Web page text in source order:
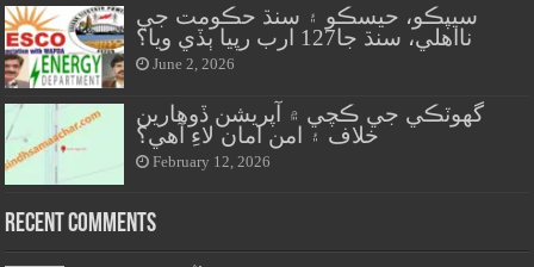
سيپڪو، حيسڪو ۽ سنڌ حڪومت جي
نااهلي، سنڌ جا127 ارب رپيا ٻڏي ويا؟
June 2, 2026
گهوٽڪي جي ڪچي ۾ آپريشن ڏوهارين
خلاف ۽ امن امان لاءِ آهي؟
February 12, 2026
Recent Comments